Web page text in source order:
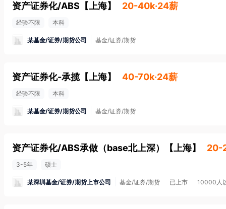
资产证券化/ABS 【 上海】 20-40k·24薪
经验不限 本科
某基金/证券/期货公司 基金/证券/期货
资产证券化-承揽 【 上海】 40-70k·24薪
经验不限 本科
某基金/证券/期货公司 基金/证券/期货
资产证券化/ABS承做（base北上深） 【 上海】 20-
3-5年 硕士
某深圳基金/证券/期货上市公司 基金/证券/期货 已上市 10000人